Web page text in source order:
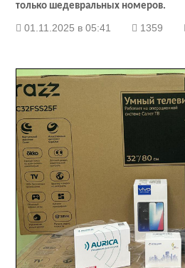
только шедевральных номеров.
01.11.2025 в 05:41 1359